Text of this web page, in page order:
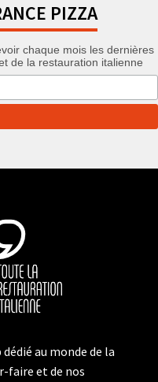
PIZZA
chaque mois les dernières
de la restauration italienne
au monde de la
faire et de nos